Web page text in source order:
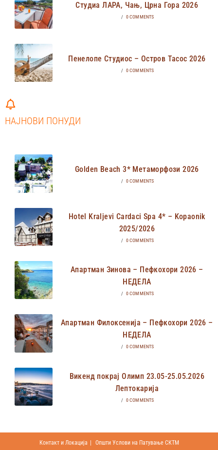
Студиа ЛАРА, Чањ, Црна Гора 2026
/ 0 COMMENTS
Пенелопе Студиос – Остров Тасос 2026
/ 0 COMMENTS
НАЈНОВИ ПОНУДИ
Golden Beach 3* Метаморфози 2026
/ 0 COMMENTS
Hotel Kraljevi Cardaci Spa 4* – Kopaonik
2025/2026
/ 0 COMMENTS
Апартман Зинова – Пефкохори 2026 –
НЕДЕЛА
/ 0 COMMENTS
Апартман Филоксенија – Пефкохори 2026 –
НЕДЕЛА
/ 0 COMMENTS
Викенд покрај Олимп 23.05-25.05.2026
Лептокарија
/ 0 COMMENTS
Контакт и Локација Општи Услови на Патување СКТМ